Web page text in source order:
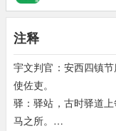
注释
宇文判官：安西四镇
使佐吏。
驿：驿站，古时驿道
马之所。